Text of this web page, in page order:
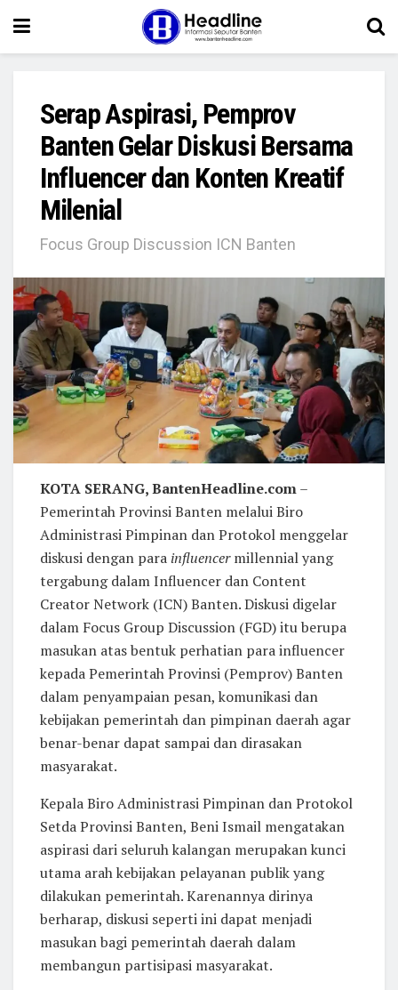
Serap Aspirasi, Pemprov
Banten Gelar Diskusi Bersama
Influencer dan Konten Kreatif
Milenial
Focus Group Discussion ICN Banten
KOTA SERANG, BantenHeadline.com–
Pemerintah Provinsi Banten melalui Biro
Administrasi Pimpinan dan Protokol menggelar
diskusi dengan para influencermillennial yang
tergabung dalam Influencer dan Content
Creator Network (ICN) Banten. Diskusi digelar
dalam Focus Group Discussion (FGD) itu berupa
masukan atas bentuk perhatian para influencer
kepada Pemerintah Provinsi (Pemprov) Banten
dalam penyampaian pesan, komunikasi dan
kebijakan pemerintah dan pimpinan daerah agar
benar-benar dapat sampai dan dirasakan
masyarakat.
Kepala Biro Administrasi Pimpinan dan Protokol
Setda Provinsi Banten, Beni Ismail mengatakan
aspirasi dari seluruh kalangan merupakan kunci
utama arah kebijakan pelayanan publik yang
dilakukan pemerintah. Karenannya dirinya
berharap, diskusi seperti ini dapat menjadi
masukan bagi pemerintah daerah dalam
membangun partisipasi masyarakat.